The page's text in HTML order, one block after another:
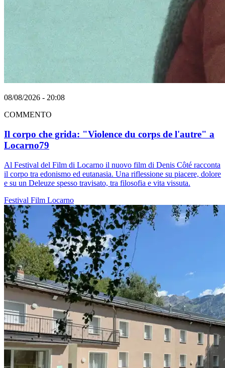
08/08/2026 - 20:08
COMMENTO
Il corpo che grida: "Violence du corps de l'autre" a
Locarno79
Al Festival del Film di Locarno il nuovo film di Denis Côté racconta
il corpo tra edonismo ed eutanasia. Una riflessione su piacere, dolore
e su un Deleuze spesso travisato, tra filosofia e vita vissuta.
Festival Film Locarno